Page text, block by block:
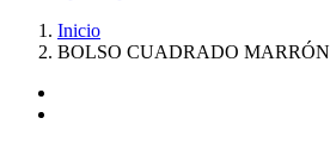
Inicio
BOLSO CUADRADO MARRÓN